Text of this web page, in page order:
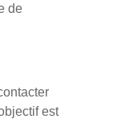
de
est